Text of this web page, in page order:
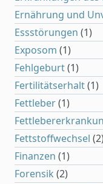
Ernährung und
Essstörungen (1)
Exposom (1)
Fehlgeburt(1)
Fertilitätserhalt(1)
Fettleber(1)
Fettstoffwechsel
Finanzen (1)
Forensik (2)